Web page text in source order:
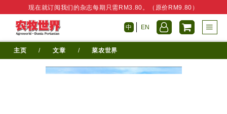
现在就订阅我们的杂志每期只需RM3.80。（原价RM9.80）
中 EN
主页 / 文章 / 菜农世界